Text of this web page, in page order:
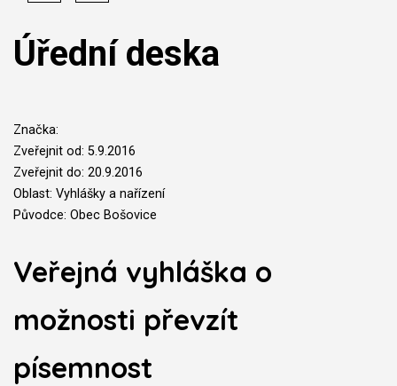
Úřední deska
Značka:
Zveřejnit od: 5.9.2016
Zveřejnit do: 20.9.2016
Oblast: Vyhlášky a nařízení
Původce: Obec Bošovice
Veřejná vyhláška o
možnosti převzít
písemnost